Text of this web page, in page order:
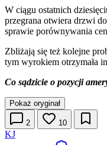
W ciągu ostatnich
przegrana otwiera drzwi
sprawie porównywania
Zbliżają się też kolejne
tym wyrokiem otrzymała
Co sądzicie o pozycji
Pokaż oryginał
2 10
KJ